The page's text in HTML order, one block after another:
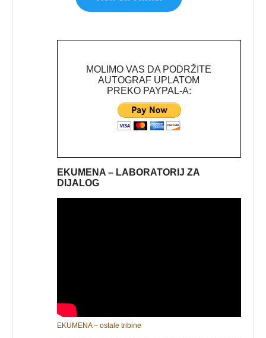
MOLIMO VAS DA PODRŽITE
AUTOGRAF UPLATOM
PREKO PAYPAL-A:
EKUMENA – LABORATORIJ ZA
DIJALOG
EKUMENA – ostale tribine